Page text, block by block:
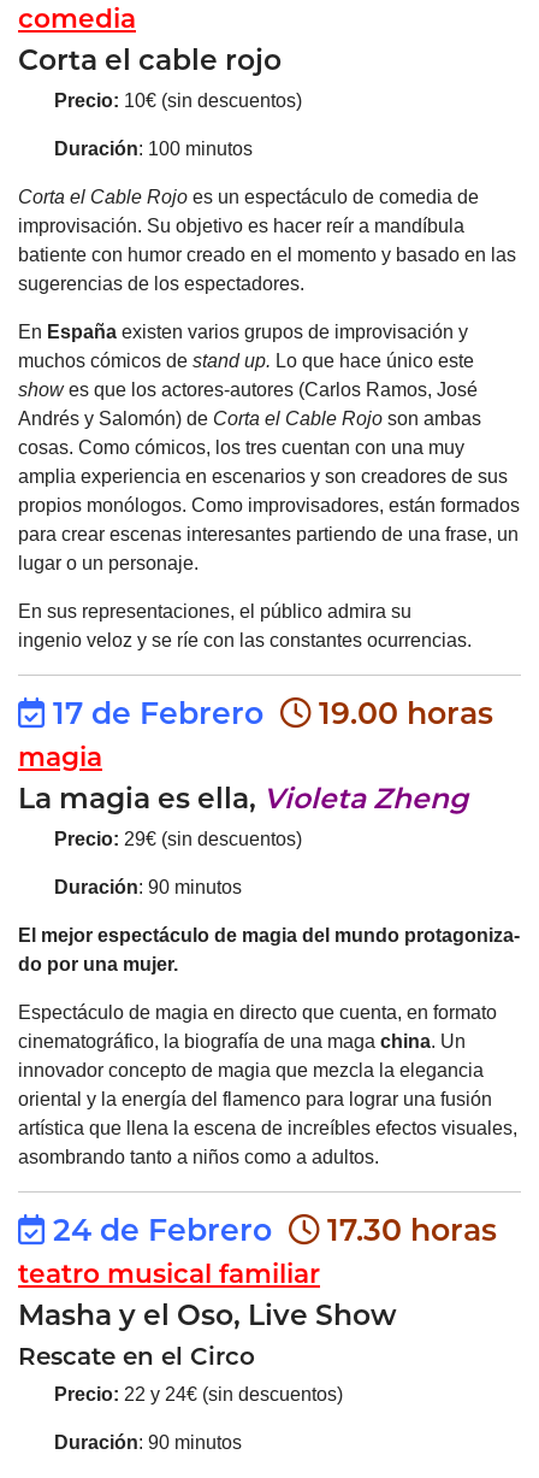
comedia
Corta el cable rojo
Precio: 10€ (sin descuentos)
Duración: 100 minutos
Corta el Cable Rojo es un espectáculo de comedia de
improvisación. Su objetivo es hacer reír a mandíbula
batiente con humor creado en el momento y basado en las
sugerencias de los espectadores.
En España existen varios grupos de improvisación y
muchos cómicos de stand up. Lo que hace único este
showes que los actores-autores (Carlos Ramos, José
Andrés y Salomón) de Corta el Cable Rojo son ambas
cosas. Como cómicos, los tres cuentan con una muy
amplia experiencia en escenarios y son creadores de sus
propios monólogos. Como improvisadores, están formados
para crear escenas interesantes partiendo de una frase, un
lugar o un personaje.
En sus representaciones, el público admira su
ingenio veloz y se ríe con las constantes ocurrencias.
17 de Febrero 19.00 horas
magia
La magia es ella, Violeta Zheng
Precio: 29€ (sin descuentos)
Duración: 90 minutos
El mejor espectáculo de magia del mundo protagoniza-
do por una mujer.
Espectáculo de magia en directo que cuenta, en formato
cinematográfico, la biografía de una maga china. Un
innovador concepto de magia que mezcla la elegancia
oriental y la energía del flamenco para lograr una fusión
artística que llena la escena de increíbles efectos visuales,
asombrando tanto a niños como a adultos.
24 de Febrero 17.30 horas
teatro musical familiar
Masha y el Oso, Live Show
Rescate en el Circo
Precio: 22 y 24€ (sin descuentos)
Duración: 90 minutos